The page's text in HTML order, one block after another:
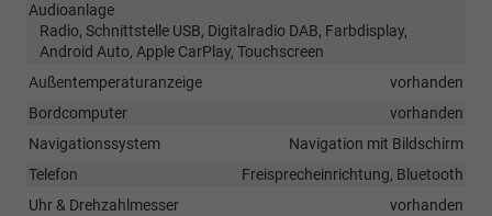
Audioanlage
Radio, Schnittstelle USB, Digitalradio DAB, Farbdisplay,
Android Auto, Apple CarPlay, Touchscreen
Außentemperaturanzeige
vorhanden
Bordcomputer
vorhanden
Navigationssystem
Navigation mit Bildschirm
Telefon
Freisprecheinrichtung, Bluetooth
Uhr & Drehzahlmesser
vorhanden